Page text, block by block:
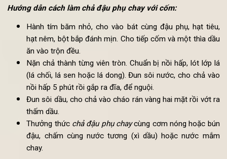
Chả đậu phụ chay với cốm - một trong các món chay từ đậu
phụ thanh mát, giải nhiệt mùa hè
Nguyên liệu:
2 bìa đậu phụ
50 gram cốm tươi. Nếu dùng cốm khô bạn ngâm
nước cho mềm
1 củ hành tím
2 thìa cà phê hạt nêm chay, 2 thìa bột bắp, dầu thực
½ thìa cà phê hạt tiêu
Hướng dẫn cách làm chả đậu phụ chay với cốm: